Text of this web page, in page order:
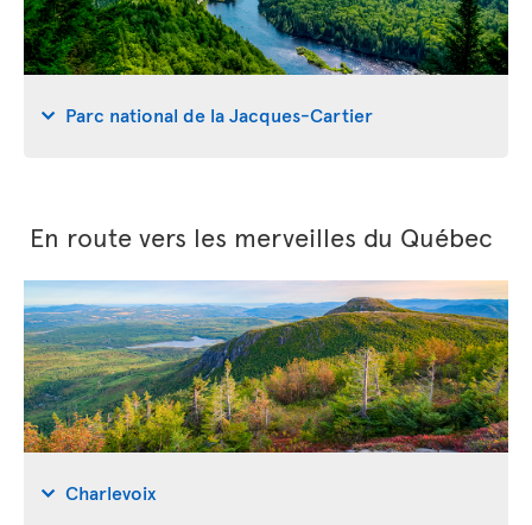
Parc national de la Jacques-Cartier
En route vers les merveilles du Québec
Charlevoix